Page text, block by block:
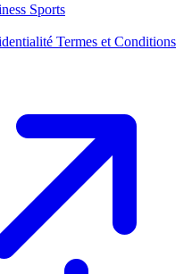
Sports
Termes et Conditions